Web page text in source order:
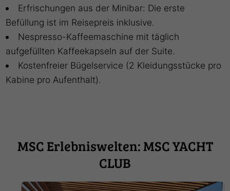
Erfrischungen aus der Minibar: Die erste
Befüllung ist im Reisepreis inklusive.
Nespresso-Kaffeemaschine mit täglich
aufgefüllten Kaffeekapseln auf der Suite.
Kostenfreier Bügelservice (2 Kleidungsstücke pro
Kabine pro Aufenthalt).
MSC Erlebniswelten: MSC YACHT
CLUB